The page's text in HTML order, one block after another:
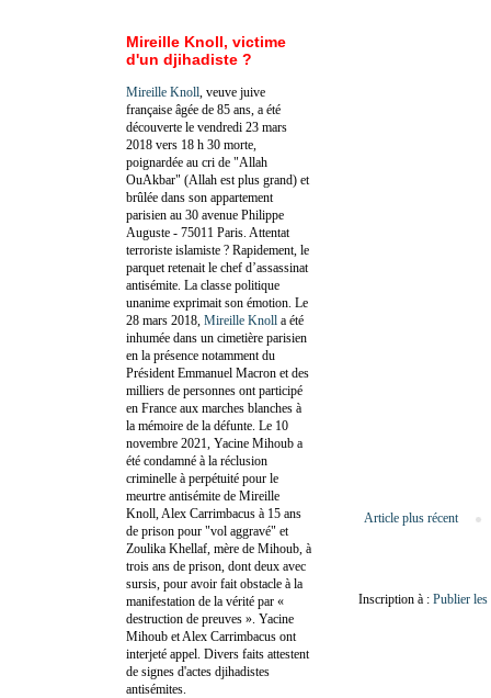
Article plus récent
Inscription à : Publier
Mireille Knoll, victime
d'un djihadiste ?
Mireille Knoll , veuve juive
française âgée de 85 ans, a été
découverte le vendredi 23 mars
2018 vers 18 h 30 morte,
poignardée au cri de "Allah
OuAkbar" (Allah est plus grand) et
brûlée dans son appartement
parisien au 30 avenue Philippe
Auguste - 75011 Paris. Attentat
terroriste islamiste ? Rapidement, le
parquet retenait le chef d’assassinat
antisémite. La classe politique
unanime exprimait son émotion. Le
28 mars 2018, Mireille Knoll a été
inhumée dans un cimetière parisien
en la présence notamment du
Président Emmanuel Macron et des
milliers de personnes ont participé
en France aux marches blanches à
la mémoire de la défunte. Le 10
novembre 2021, Yacine Mihoub a
été condamné à la réclusion
criminelle à perpétuité pour le
meurtre antisémite de Mireille
Knoll, Alex Carrimbacus à 15 ans
de prison pour "vol aggravé" et
Zoulika Khellaf, mère de Mihoub, à
trois ans de prison, dont deux avec
sursis, pour avoir fait obstacle à la
manifestation de la vérité par «
destruction de preuves ». Yacine
Mihoub et Alex Carrimbacus ont
interjeté appel. Divers faits attestent
de signes d'actes djihadistes
antisémites.